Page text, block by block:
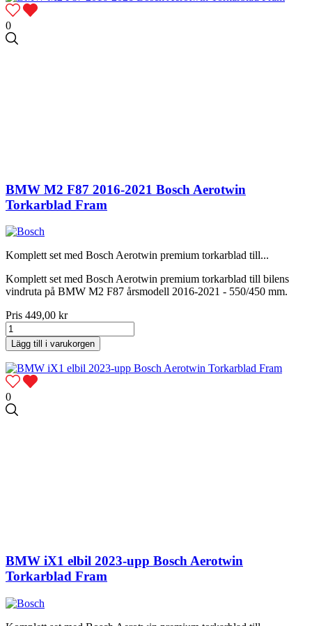
0
BMW M2 F87 2016-2021 Bosch Aerotwin
Torkarblad Fram
Komplett set med Bosch Aerotwin premium torkarblad till...
Komplett set med Bosch Aerotwin premium torkarblad till bilens
vindruta på BMW M2 F87 årsmodell 2016-2021 - 550/450 mm.
Pris 449,00 kr
Lägg till i varukorgen
0
BMW iX1 elbil 2023-upp Bosch Aerotwin
Torkarblad Fram